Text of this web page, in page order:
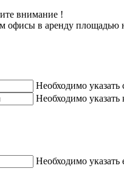
внимание !
офисы в аренду площадью
Необходимо указать
Необходимо указать
Необходимо указать